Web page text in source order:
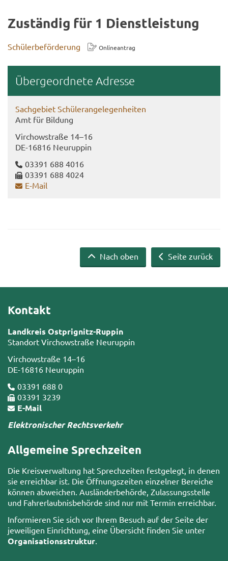
Zu­stän­dig für 1 Dienst­leis­tung
Schü­ler­be­för­de­rung On­line­an­trag
Über­ge­ord­ne­te Adres­se
Sach­ge­biet Schü­ler­an­ge­le­gen­hei­ten
Amt für Bil­dung
Virch­ow­stra­ße 14–16
DE-​16816 Neu­rup­pin
03391 688 4016
03391 688 4024
E-​Mail
Seite zurück
Nach oben
Kontakt
Landkreis Ostprignitz-Ruppin
Standort Virchowstraße Neuruppin
Virchowstraße 14–16
DE-16816 Neuruppin
03391 688 0
03391 3239
E-Mail
Elektronischer Rechtsverkehr
Allgemeine Sprechzeiten
Die Kreisverwaltung hat Sprechzeiten festgelegt, in denen
sie erreichbar ist. Die Öffnungszeiten einzelner Bereiche
können abweichen. Ausländerbehörde, Zulassungsstelle
und Fahrerlaubnisbehörde sind nur mit Termin erreichbar.
Informieren Sie sich vor Ihrem Besuch auf der Seite der
jeweiligen Einrichtung, eine Übersicht finden Sie unter
Organisationsstruktur.